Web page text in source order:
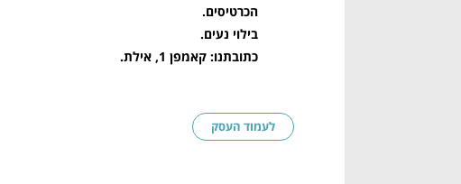
הכרטיסים.
בילוי נעים.
כתובתנו: קאמפן 1, אילת.
לעמוד העסק